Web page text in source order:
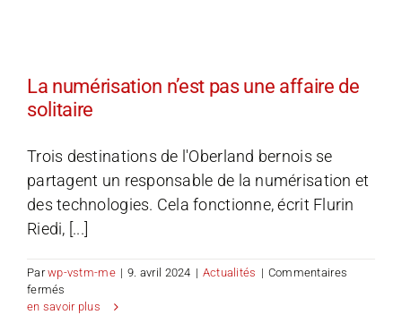
publics
La numérisation n’est pas une affaire de
solitaire
Trois destinations de l'Oberland bernois se
partagent un responsable de la numérisation et
des technologies. Cela fonctionne, écrit Flurin
Riedi, [...]
Parwp-vstm-me | 9. avril 2024 | Actualités | Commentaires
fermés
La
en savoir plus